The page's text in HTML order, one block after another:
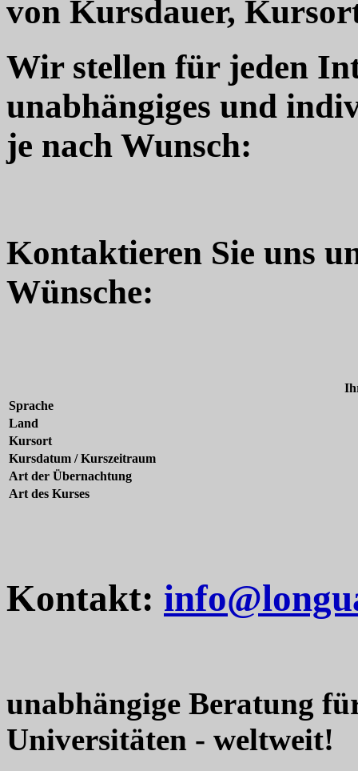
von Kursdauer,
Wir stellen für jeden
unabhängiges und
je nach Wunsch:
Kontaktieren Sie uns
Wünsche:
Sprache
Land
Kursort
Kursdatum / Kurszeitraum
Art der Übernachtung
Art des Kurses
Kontakt:
unabhängige Beratung
Universitäten - weltweit!